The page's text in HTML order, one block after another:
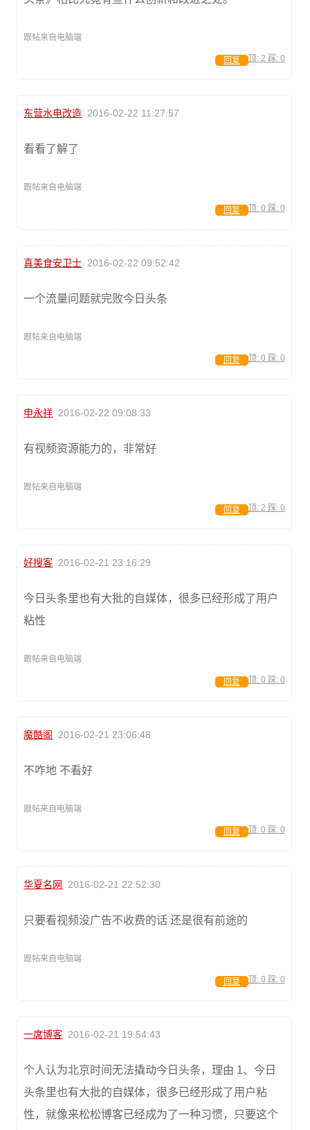
跟帖来自电脑端
顶: 2 踩: 0
回复
东营水电改造 2016-02-22 11:27:57
看看了解了
跟帖来自电脑端
顶: 0 踩: 0
回复
真美食安卫士 2016-02-22 09:52:42
一个流量问题就完败今日头条
跟帖来自电脑端
顶: 0 踩: 0
回复
申永祥 2016-02-22 09:08:33
有视频资源能力的，非常好
跟帖来自电脑端
顶: 2 踩: 0
回复
好搜客 2016-02-21 23:16:29
今日头条里也有大批的自媒体，很多已经形成了用户
粘性
跟帖来自电脑端
顶: 0 踩: 0
回复
魔酷阁 2016-02-21 23:06:48
不咋地 不看好
跟帖来自电脑端
顶: 0 踩: 0
回复
华夏名网 2016-02-21 22:52:30
只要看视频没广告不收费的话 还是很有前途的
跟帖来自电脑端
顶: 0 踩: 0
回复
一席博客 2016-02-21 19:54:43
个人认为北京时间无法撬动今日头条，理由 1、今日
头条里也有大批的自媒体，很多已经形成了用户粘
性，就像来松松博客已经成为了一种习惯，只要这个